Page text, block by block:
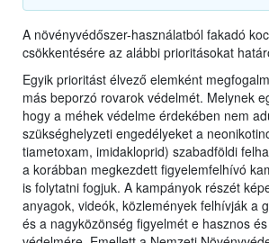
A növényvédőszer-használatból fakadó
csökkentésére az alábbi prioritásokat
Egyik prioritást élvező elemként
más beporzó rovarok védelmét. Melynek
hogy a méhek védelme érdekében nem
szükséghelyzeti engedélyeket a
tiametoxam, imidakloprid) szabadföldi
a korábban megkezdett figyelemfelhívó
is folytatni fogjuk. A kampányok részét
anyagok, videók, közlemények felhívják a
és a nagyközönség figyelmét e hasznos